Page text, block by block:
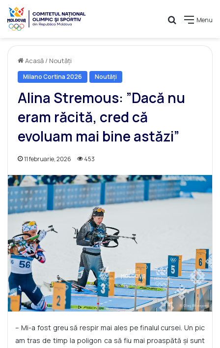
Menu
Caută
Acasă / Noutăți
Milano Cortina 2026 Noutăți
Alina Stremous: ”Dacă nu
eram răcită, cred că
evoluam mai bine astăzi”
11 februarie, 2026 453
– Mi-a fost greu să respir mai ales pe finalul cursei. Un pic
am tras de timp la poligon ca să fiu mai proaspătă și sunt